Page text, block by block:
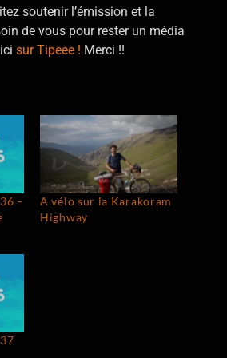
soutenir l’émission et la
de vous pour rester un média
icisur Tipeee ! Merci !!
–
A vélo sur la Karakoram
Highway